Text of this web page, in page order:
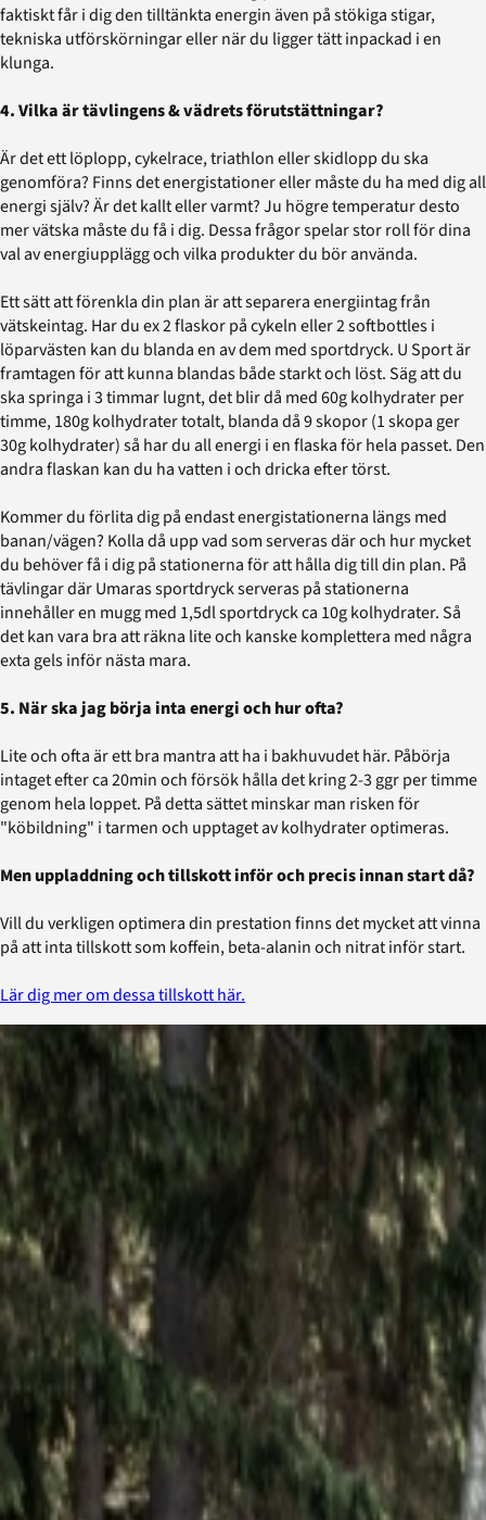
faktiskt får i dig den tilltänkta energin även på stökiga stigar,
tekniska utförskörningar eller när du ligger tätt inpackad i en
klunga.
4. Vilka är tävlingens & vädrets förutstättningar?
Är det ett löplopp, cykelrace, triathlon eller skidlopp du ska
genomföra? Finns det energistationer eller måste du ha med dig all
energi själv? Är det kallt eller varmt? Ju högre temperatur desto
mer vätska måste du få i dig. Dessa frågor spelar stor roll för dina
val av energiupplägg och vilka produkter du bör använda.
Ett sätt att förenkla din plan är att separera energiintag från
vätskeintag. Har du ex 2 flaskor på cykeln eller 2 softbottles i
löparvästen kan du blanda en av dem med sportdryck. U Sport är
framtagen för att kunna blandas både starkt och löst. Säg att du
ska springa i 3 timmar lugnt, det blir då med 60g kolhydrater per
timme, 180g kolhydrater totalt, blanda då 9 skopor (1 skopa ger
30g kolhydrater) så har du all energi i en flaska för hela passet. Den
andra flaskan kan du ha vatten i och dricka efter törst.
Kommer du förlita dig på endast energistationerna längs med
banan/vägen? Kolla då upp vad som serveras där och hur mycket
du behöver få i dig på stationerna för att hålla dig till din plan. På
tävlingar där Umaras sportdryck serveras på stationerna
innehåller en mugg med 1,5dl sportdryck ca 10g kolhydrater. Så
det kan vara bra att räkna lite och kanske komplettera med några
exta gels inför nästa mara.
5. När ska jag börja inta energi och hur ofta?
Lite och ofta är ett bra mantra att ha i bakhuvudet här. Påbörja
intaget efter ca 20min och försök hålla det kring 2-3 ggr per timme
genom hela loppet. På detta sättet minskar man risken för
"köbildning" i tarmen och upptaget av kolhydrater optimeras.
Men uppladdning och tillskott inför och precis innan start då?
Vill du verkligen optimera din prestation finns det mycket att vinna
på att inta tillskott som koffein, beta-alanin och nitrat inför start.
Lär dig mer om dessa tillskott här.